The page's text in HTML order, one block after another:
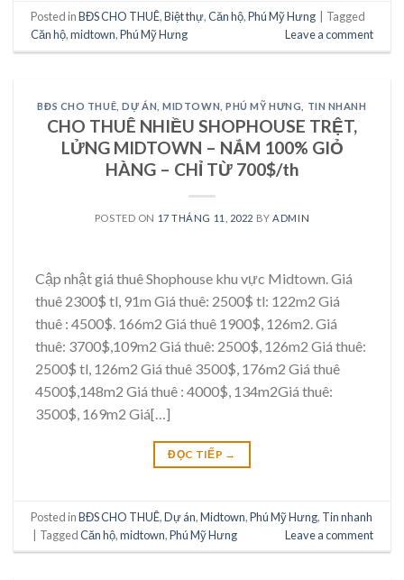
Posted inBĐS CHO THUÊ,Biệt thự,Căn hộ,Phú Mỹ Hưng
Tagged
Căn hộ,midtown,Phú Mỹ Hưng Leave a comment
BĐS CHO THUÊ ,DỰ ÁN ,MIDTOWN ,PHÚ MỸ HƯNG TIN NHANH
CHO THUÊ NHIỀU SHOPHOUSE TRỆT,
LỬNG MIDTOWN – NẮM 100% GIỎ
HÀNG – CHỈ TỪ 700$/th
POSTED ON 17 THÁNG 11, 2022 BYADMIN
Cập nhật giá thuê Shophouse khu vực Midtown. Giá
thuê 2300$ tl, 91m Giá thuê: 2500$ tl: 122m2 Giá
thuê : 4500$. 166m2 Giá thuê 1900$, 126m2. Giá
thuê: 3700$,109m2 Giá thuê: 2500$, 126m2 Giá thuê:
2500$ tl, 126m2 Giá thuê 3500$, 176m2 Giá thuê
4500$,148m2 Giá thuê : 4000$, 134m2Giá thuê:
3500$, 169m2 Giá[…]
ĐỌC TIẾP →
Posted inBĐS CHO THUÊ,Dự án,Midtown,Phú Mỹ Hưng, Tin nhanh
| TaggedCăn hộ,midtown,Phú Mỹ Hưng Leave a comment